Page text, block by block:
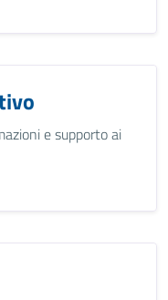
e supporto ai